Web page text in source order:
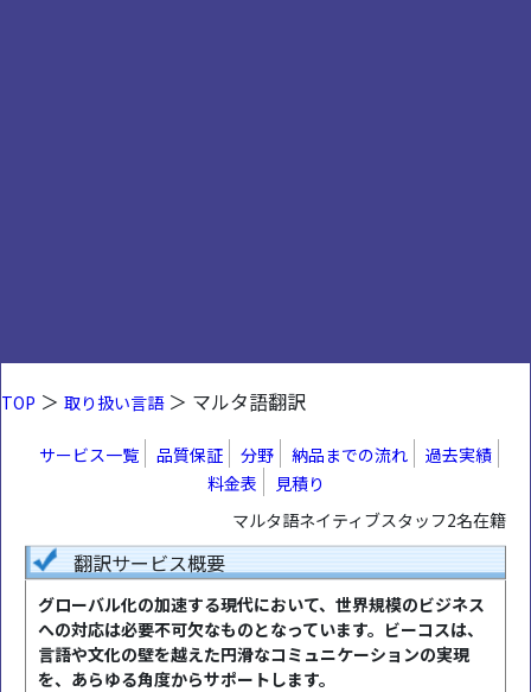
TOP ＞ 取り扱い言語＞ マルタ語翻訳
サービス一覧 品質保証 分野 納品までの流れ
過去実績
料金表
見積り
マルタ語ネイティブスタッフ2名在籍
翻訳サービス概要
グローバル化の加速する現代において、世界規模のビジネス
への対応は必要不可欠なものとなっています。ビーコスは、
言語や文化の壁を越えた円滑なコミュニケーションの実現
を、あらゆる角度からサポートします。